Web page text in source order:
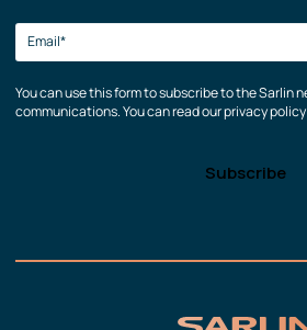
You can use this form to subscribe to the Sarlin
communications. You can read our privacy